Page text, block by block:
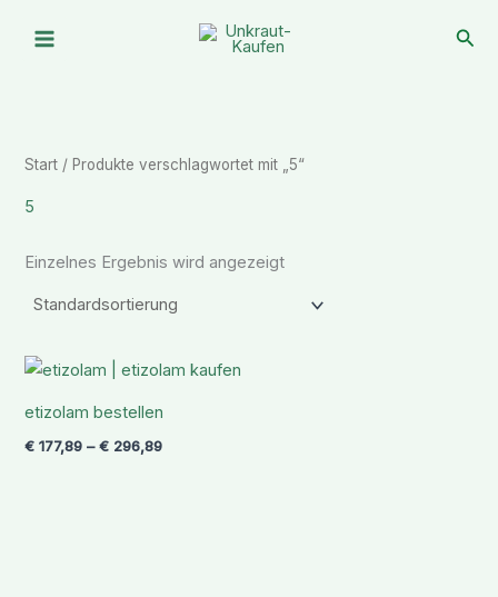
Inhalt
Start / Produkte verschlagwortet mit „5“
5
Einzelnes Ergebnis wird angezeigt
etizolam bestellen
€ 177,89 –€ 296,89
Preisspanne:
€ 296,89